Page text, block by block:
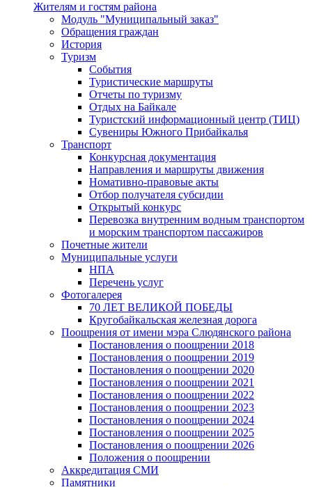
Жителям и гостям района
Модуль "Муниципальный заказ"
Обращения граждан
История
Туризм
События
Туристические маршруты
Отчеты по туризму
Отдых на Байкале
Туристский информационный центр (ТИЦ)
Сувениры Южного Прибайкалья
Транспорт
Конкурсная документация
Направления и маршруты движения
Номативно-правовые акты
Отбор получателя субсидии
Открытый конкурс
Перевозка внутренним водным транспортом
и морским транспортом пассажиров
Почетные жители
Муниципальные услуги
НПА
Перечень услуг
Фотогалерея
70 ЛЕТ ВЕЛИКОЙ ПОБЕДЫ
Кругобайкальская железная дорога
Поощрения от имени мэра Слюдянского района
Постановления о поощрении 2018
Постановления о поощрении 2019
Постановления о поощрении 2020
Постановления о поощрении 2021
Постановления о поощрении 2022
Постановления о поощрении 2023
Постановления о поощрении 2024
Постановления о поощрении 2025
Постановления о поощрении 2026
Положения о поощрении
Аккредитация СМИ
Памятники